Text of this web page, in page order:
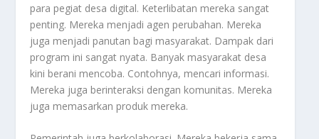
para pegiat desa digital. Keterlibatan mereka sangat
penting. Mereka menjadi agen perubahan. Mereka
juga menjadi panutan bagi masyarakat. Dampak dari
program ini sangat nyata. Banyak masyarakat desa
kini berani mencoba. Contohnya, mencari informasi.
Mereka juga berinteraksi dengan komunitas. Mereka
juga memasarkan produk mereka.